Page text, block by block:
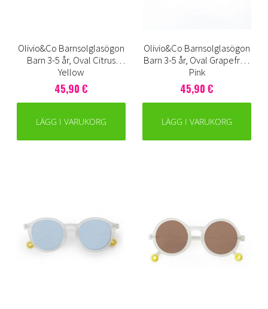
Olivio&Co Barnsolglasögon
Barn 3-5 år, Oval Citrus
Yellow
45,90 €
LÄGG I VARUKORG
Olivio&Co Barnsolglasögon
Barn 3-5 år, Oval Grapefruit
Pink
45,90 €
LÄGG I VARUKORG